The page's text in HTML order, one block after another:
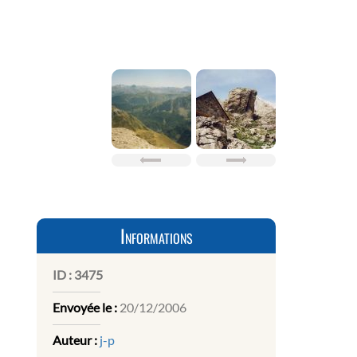
Informations
ID : 3475
Envoyée le : 20/12/2006
Auteur : j-p